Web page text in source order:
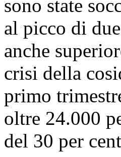
sono state
al picco di
anche
crisi della
primo
oltre 24.000
del 30 per